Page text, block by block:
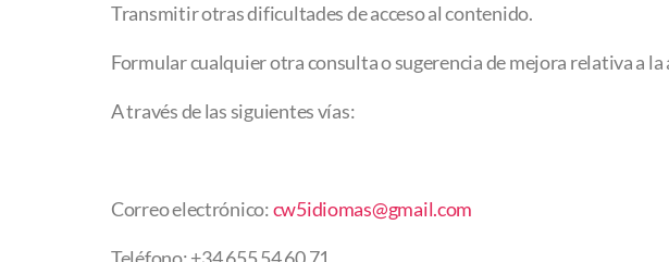
Transmitir otras dificultades de acceso al contenido.
Formular cualquier otra consulta o sugerencia de mejora relativa a
A través de las siguientes vías:
Correo electrónico:cw5idiomas@gmail.com